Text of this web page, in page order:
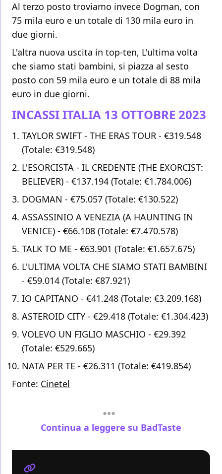
Al terzo posto troviamo invece Dogman, con
75 mila euro e un totale di 130 mila euro in
due giorni.
L'altra nuova uscita in top-ten, L'ultima volta
che siamo stati bambini, si piazza al sesto
posto con 59 mila euro e un totale di 88 mila
euro in due giorni.
INCASSI ITALIA 13 OTTOBRE 2023
TAYLOR SWIFT - THE ERAS TOUR - €319.548
(Totale: €319.548)
L'ESORCISTA - IL CREDENTE (THE EXORCIST:
BELIEVER) - €137.194 (Totale: €1.784.006)
DOGMAN - €75.057 (Totale: €130.522)
ASSASSINIO A VENEZIA (A HAUNTING IN
VENICE) - €66.108 (Totale: €7.470.578)
TALK TO ME - €63.901 (Totale: €1.657.675)
L'ULTIMA VOLTA CHE SIAMO STATI BAMBINI
- €59.014 (Totale: €87.921)
IO CAPITANO - €41.248 (Totale: €3.209.168)
ASTEROID CITY - €29.418 (Totale: €1.304.423)
VOLEVO UN FIGLIO MASCHIO - €29.392
(Totale: €529.665)
NATA PER TE - €26.311 (Totale: €419.854)
Fonte: Cinetel
Continua a leggere su BadTaste